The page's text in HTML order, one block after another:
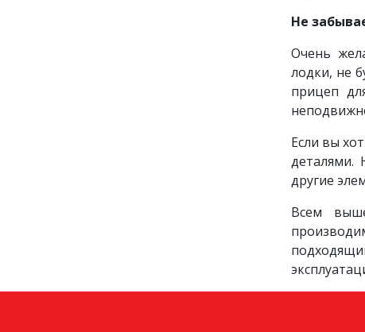
Не
Очень
лодки, не
прицеп
Если вы
деталями.
другие
Всем